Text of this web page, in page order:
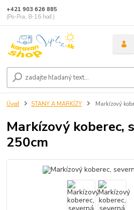
+421 903 626 885
(Po-Pia, 8-16 hod.)
Úvod STANY A MARKÍZY Markízový
Markízový koberec,
250cm